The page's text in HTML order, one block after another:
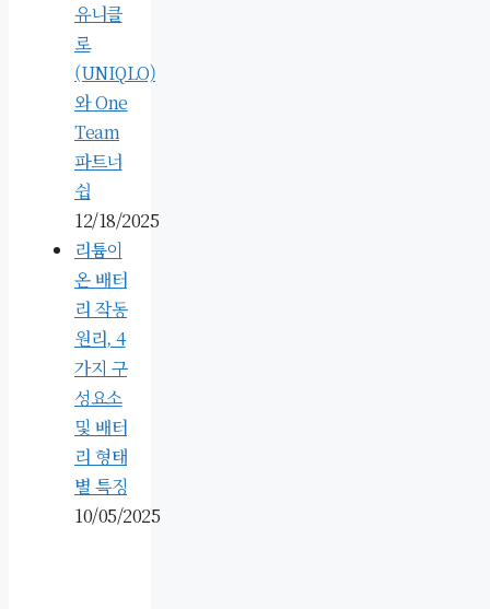
유니클
로
(UNIQLO)
와 One
Team
파트너
쉽
12/18/2025
리튬이
온 배터
리 작동
원리, 4
가지 구
성요소
및 배터
리 형태
별 특징
10/05/2025